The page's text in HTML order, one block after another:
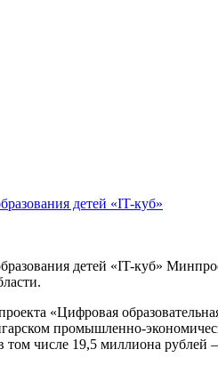
детей «IT-куб»
детей «IT-куб»
«Цифровая
промышленно-
числе 19,5 миллиона рублей